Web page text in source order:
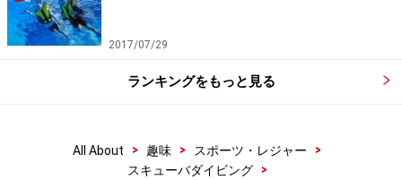
2017/07/29
ランキングをもっと見る
All About > 趣味 > スポーツ・レジャー
>
スキューバダイビング
>